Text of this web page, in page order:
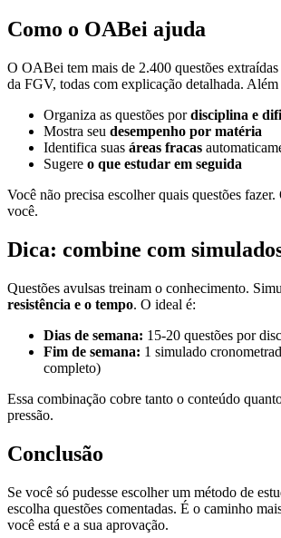
Como o OABei ajuda
O OABei tem mais de 2.400 questões
da FGV, todas com explicação detalhada. Além
Organiza as questões pordisciplina e
Mostra seu desempenho por matéria
Identifica suas áreas fracas
Sugere o que estudar em seguida
Você não precisa escolher quais questões
você.
Dica: combine com
Questões avulsas treinam o conhecimento.
resistência e o tempo. O ideal é:
Dias de semana: 15-20 questões por
Fim de semana: 1 simulado
completo)
Essa combinação cobre tanto o conteúdo
pressão.
Conclusão
Se você só pudesse escolher um método de
escolha questões comentadas. É o caminho
você está e a sua aprovação.